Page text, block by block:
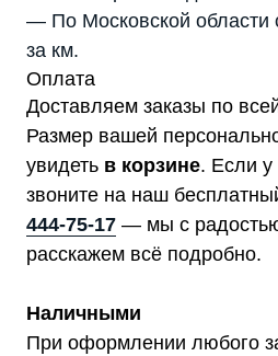
— По Московской
за км.
Оплата
Доставляем заказы по
Размер вашей
увидеть в корзине. Если у
звоните на наш
444-75-17 — мы с
расскажем всё подробно.
Наличными
При оформлении любого